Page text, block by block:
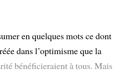
en quelques mots ce dont
dans l’optimisme que la
bénéficieraient à tous. Mais